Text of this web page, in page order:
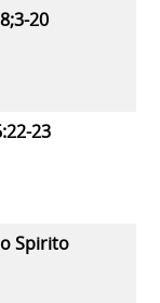
20
23
Spirito